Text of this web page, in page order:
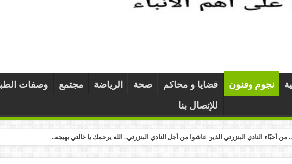
نجوم وفنون قضايا و محاكم صحة الرياضة مجتمع وصفات
للإتصال بنا
من أحبّاء النادي البنزرتي الذين عاشوا من أجل النادي البنزرتي.. الله يرحمك يا خالتي بهيجه..